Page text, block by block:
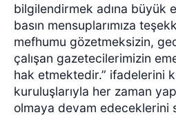
bilgilendirmek adına büyük
basın mensuplarımıza
mefhumu gözetmeksizin,
çalışan gazetecilerimizin
hak etmektedir.” ifadelerini
kuruluşlarıyla her zaman
olmaya devam edeceklerini